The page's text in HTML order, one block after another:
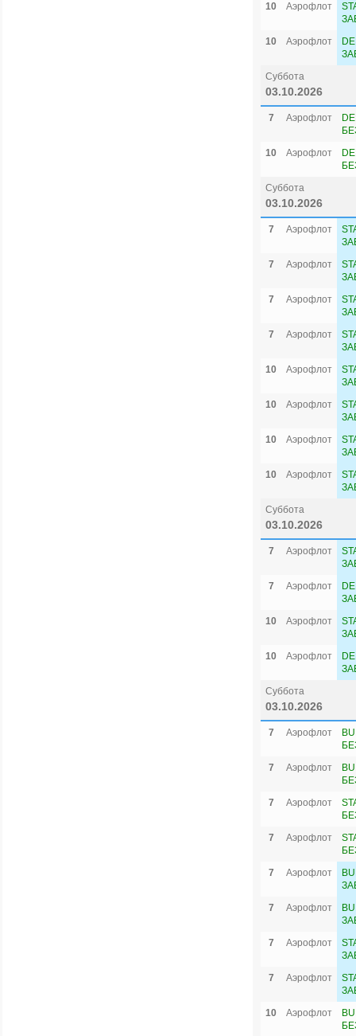
10
Аэрофлот
10
Аэрофлот
Суббота
03.10.2026
7 Аэрофлот
10
Аэрофлот
Суббота
03.10.2026
7 Аэрофлот
7
Аэрофлот
7
Аэрофлот
7
Аэрофлот
10
Аэрофлот
10
Аэрофлот
10
Аэрофлот
10
Аэрофлот
Суббота
03.10.2026
7 Аэрофлот
7
Аэрофлот
10
Аэрофлот
10
Аэрофлот
Суббота
03.10.2026
7 Аэрофлот
7
Аэрофлот
7
Аэрофлот
7
Аэрофлот
7
Аэрофлот
7
Аэрофлот
7
Аэрофлот
7
Аэрофлот
10
Аэрофлот